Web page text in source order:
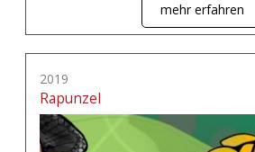
mehr erfahren
2019
Rapunzel